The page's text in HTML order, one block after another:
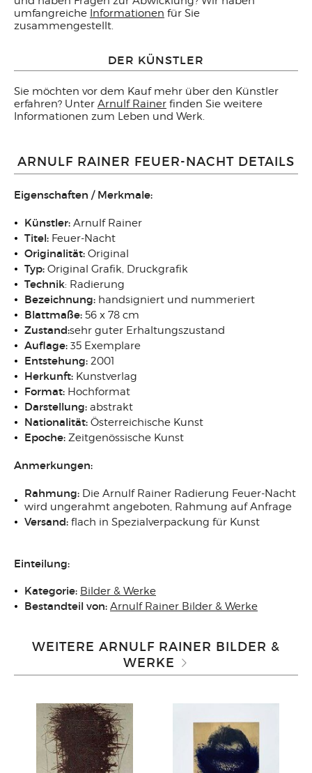
umfangreiche Informationen für Sie
zusammengestellt.
DER KÜNSTLER
Sie möchten vor dem Kauf mehr über den Künstler
erfahren? Unter Arnulf Rainer finden Sie weitere
Informationen zum Leben und Werk.
ARNULF RAINER FEUER-NACHT DETAILS
Eigenschaften / Merkmale:
Künstler: Arnulf Rainer
Titel: Feuer-Nacht
Originalität: Original
Typ: Original Grafik, Druckgrafik
Technik: Radierung
Bezeichnung: handsigniert und nummeriert
Blattmaße: 56 x 78 cm
Zustand:sehr guter Erhaltungszustand
Auflage: 35 Exemplare
Entstehung: 2001
Herkunft: Kunstverlag
Format: Hochformat
Darstellung: abstrakt
Nationalität: Österreichische Kunst
Epoche: Zeitgenössische Kunst
Anmerkungen:
Rahmung: Die Arnulf Rainer Radierung Feuer-Nacht
wird ungerahmt angeboten, Rahmung auf Anfrage
Versand: flach in Spezialverpackung für Kunst
Einteilung:
Kategorie: Bilder & Werke
Bestandteil von: Arnulf Rainer Bilder & Werke
WEITERE ARNULF RAINER BILDER &
WERKE